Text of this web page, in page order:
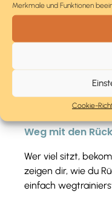
Merkmale und Funktionen
Cookie-
Du lernst die
Erfinder von Pilates
Trainieren spürst
siehst du ihn. Lass
Einheit 2
Weg mit den
Wer viel sitzt,
zeigen dir, wie du
einfach